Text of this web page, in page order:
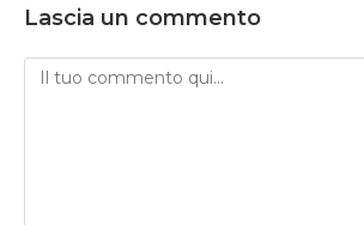
Lascia un commento
Commento